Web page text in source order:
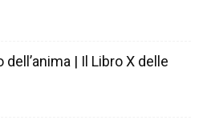
| Il Libro X delle